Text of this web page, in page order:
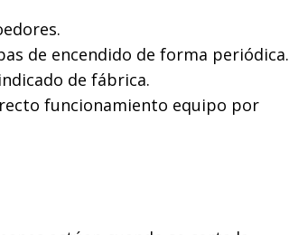
de encendido de forma periódica.
de fábrica.
funcionamiento equipo por